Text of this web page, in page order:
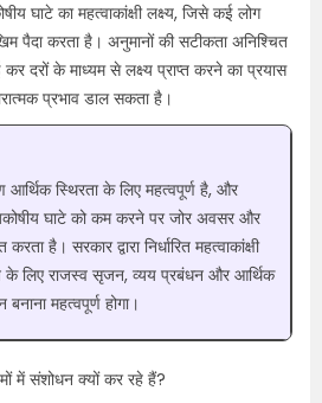
घाटे का महत्वाकांक्षी लक्ष्य, जिसे कई लोग
पैदा करता है। अनुमानों की सटीकता अनिश्चित
दरों के माध्यम से लक्ष्य प्राप्त करने का प्रयास
प्रभाव डाल सकता है।
आर्थिक स्थिरता के लिए महत्वपूर्ण है, और
घाटे को कम करने पर जोर अवसर और
है। सरकार द्वारा निर्धारित महत्वाकांक्षी
के लिए राजस्व सृजन, व्यय प्रबंधन और आर्थिक
महत्वपूर्ण होगा।
में संशोधन क्यों कर रहे हैं?